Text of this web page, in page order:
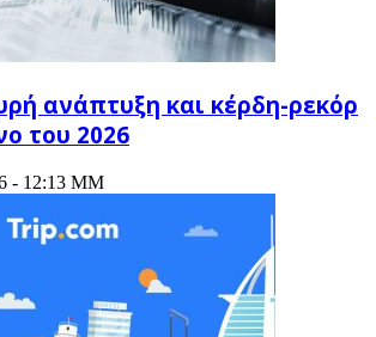
ανάπτυξη και κέρδη-ρεκόρ
του 2026
- 12:13 ΜΜ